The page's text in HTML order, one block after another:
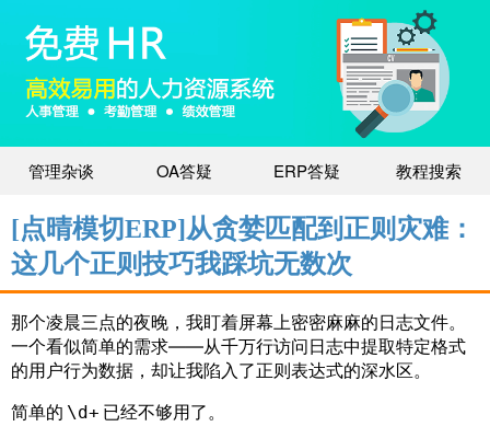
管理杂谈 OA答疑 ERP答疑 教程搜索
[点晴模切ERP]从贪婪匹配到正则灾难：
这几个正则技巧我踩坑无数次
那个凌晨三点的夜晚，我盯着屏幕上密密麻麻的日志文件。
一个看似简单的需求——从千万行访问日志中提取特定格式
的用户行为数据，却让我陷入了正则表达式的深水区。
简单的 \d+ 已经不够用了。